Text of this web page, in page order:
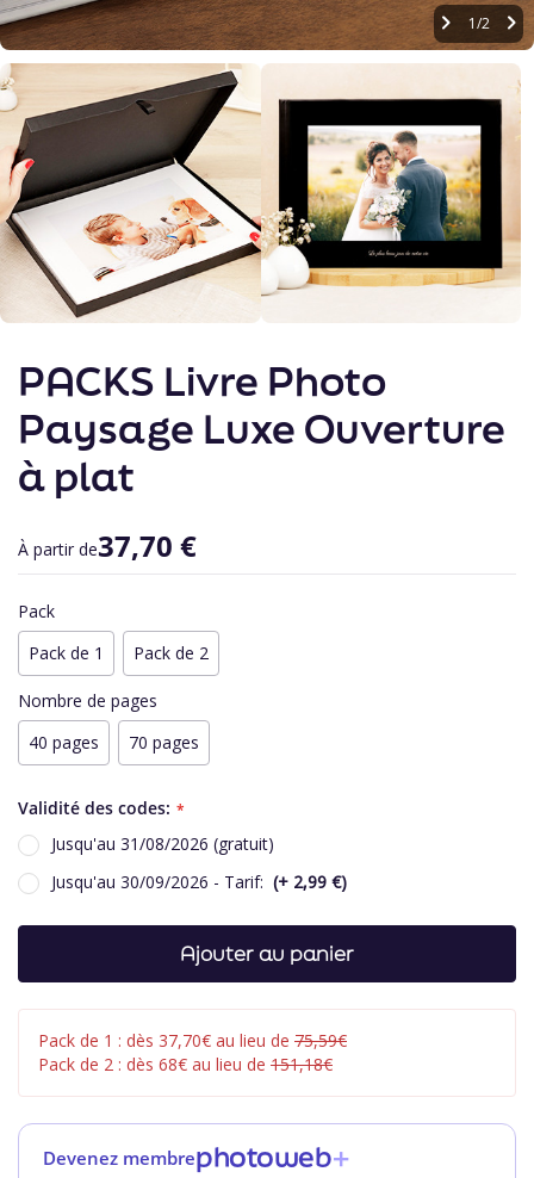
1/2
beginning
the
images
gallery
PACKS Livre Photo
Paysage Luxe Ouverture
à plat
À partir de37,70 €
Pack
Pack de 1
Pack de 2
Nombre de pages
40 pages
70 pages
Validité des codes:
Jusqu'au 31/08/2026 (gratuit)
Jusqu'au 30/09/2026 - Tarif:
+ 2,99 €
Ajouter au panier
Pack de 1 : dès 37,70€ au lieu de 75,59€
Pack de 2 : dès 68€ au lieu de 151,18€
Devenez membrephotoweb+